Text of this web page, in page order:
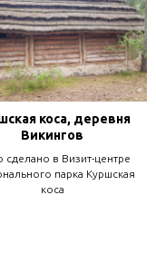
коса, деревня
Викингов
сделано в Визит-центре
парка Куршская
коса